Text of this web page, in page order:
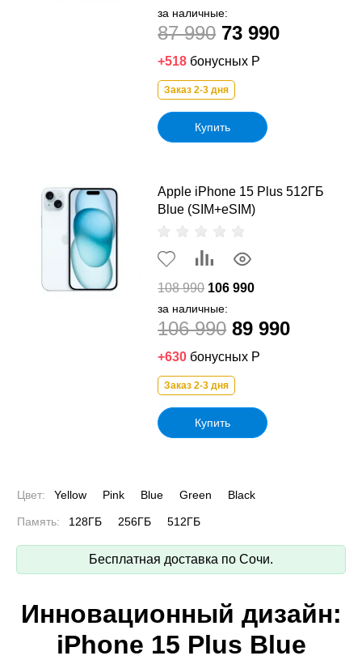
за наличные:
87 990 73 990
+518 бонусных Р
Заказ 2-3 дня
Купить
Apple iPhone 15 Plus 512ГБ
Blue (SIM+eSIM)
108 990 106 990
за наличные:
106 990 89 990
+630 бонусных Р
Заказ 2-3 дня
Купить
Цвет: Yellow Pink Blue Green Black
Память: 128ГБ 256ГБ 512ГБ
Бесплатная доставка по Сочи.
Инновационный дизайн:
iPhone 15 Plus Blue